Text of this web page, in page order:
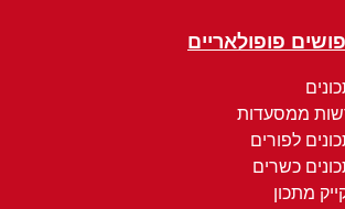
פופולאריים
ממסעדות
לפורים
כשרים
מתכון